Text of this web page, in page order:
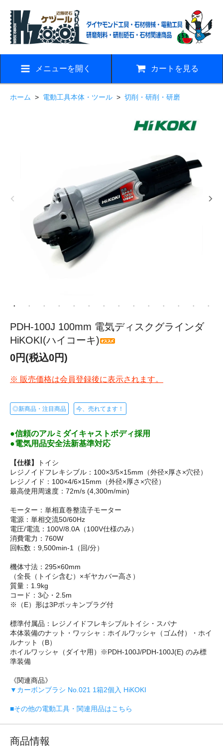
メニューを開く カートを見る
ホーム > 電動工具本体・ツール > 切削・研削・研磨
PDH-100J 100mm 電気ディスクグラインダ
HiKOKI(ハイコーキ)
0円(税込0円)
※ 販売価格は会員登録後に表示されます。
◎新商品・注目商品 今、売れてます！
●信頼のアルミダイキャストボディ採用
●電気用品安全法新基準対応
【仕様】
トイシ
レジノイドフレキシブル：100×3/5×15mm（外径×厚さ×穴径）
レジノイド：100×4/6×15mm（外径×厚さ×穴径）
最高使用周速度：72m/s (4,300m/min)
モーター：単相直巻整流子モーター
電源：単相交流50/60Hz
電圧/電流：100V/8.0A（100V仕様のみ）
消費電力：760W
回転数：9,500min-1（回/分）
機体寸法：295×60mm
（全長（トイシ含む）×ギヤカバー高さ）
質量：1.9kg
コード：3心・2.5m
※（E）形は3Pポッキンプラグ付
標準付属品：レジノイドフレキシブルトイシ・スパナ
本体装備のナット・ワッシャ：ホイルワッシャ（ゴム付）・ホイ
ルナット（B）
ホイルワッシャ（ダイヤ用）※PDH-100J/PDH-100J(E) のみ標
準装備
《関連商品》
▼カーボンブラシ No.021 1箱2個入 HiKOKI
■その他の電動工具・関連用品はこちら
商品情報